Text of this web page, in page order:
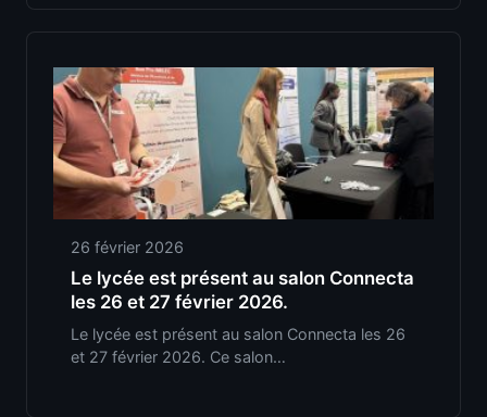
26 février 2026
Le lycée est présent au salon Connecta
les 26 et 27 février 2026.
Le lycée est présent au salon Connecta les 26
et 27 février 2026. Ce salon…